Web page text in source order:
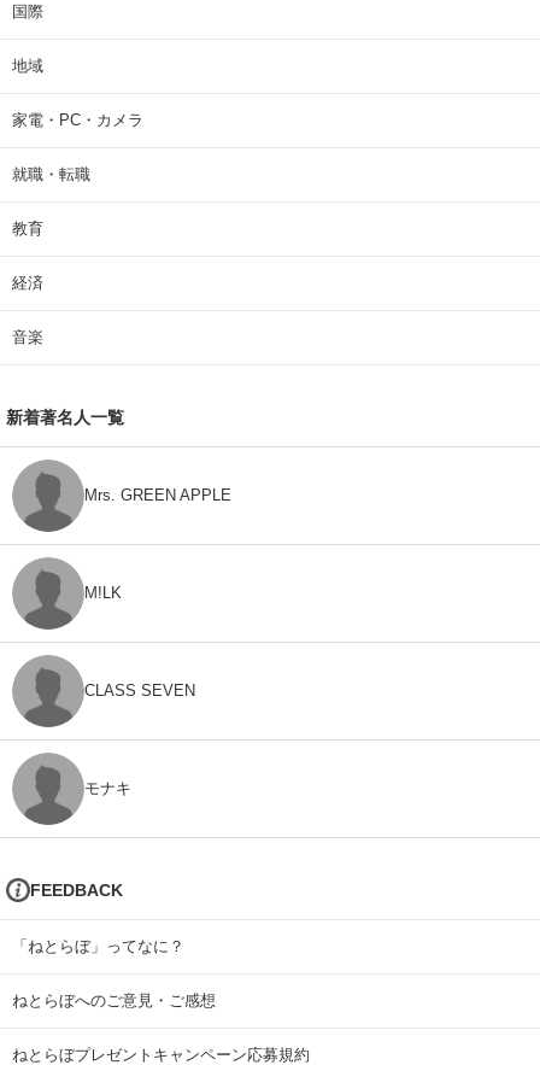
国際
地域
家電・PC・カメラ
就職・転職
教育
経済
音楽
新着著名人一覧
Mrs. GREEN APPLE
M!LK
CLASS SEVEN
モナキ
FEEDBACK
「ねとらぼ」ってなに？
ねとらぼへのご意見・ご感想
ねとらぼプレゼントキャンペーン応募規約